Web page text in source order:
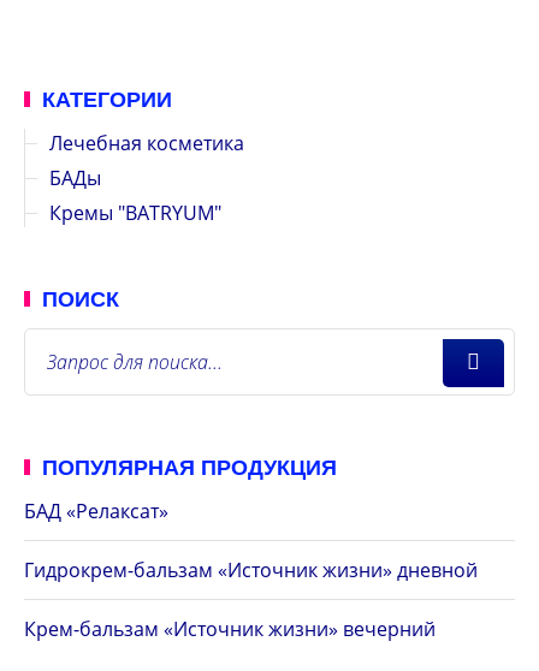
КАТЕГОРИИ
Лечебная косметика
БАДы
Кремы "BATRYUM"
ПОИСК
ПОПУЛЯРНАЯ ПРОДУКЦИЯ
БАД «Релаксат»
Гидрокрем-бальзам «Источник жизни» дневной
Крем-бальзам «Источник жизни» вечерний